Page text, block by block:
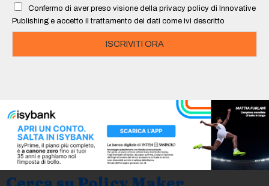
*
Confermo di aver preso visione della privacy policy di Innovative
Publishing e accetto il trattamento dei dati come ivi descritto
ISCRIVITI ORA